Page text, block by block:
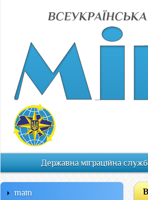
Державна міграційна
main